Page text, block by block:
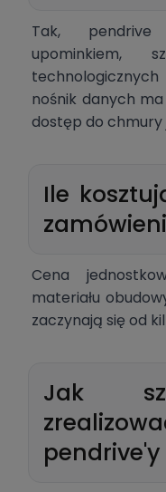
Tak, pendrive
upominkiem,
nośnik danych
dostęp do chmury
Ile
Cena
materiału
zaczynają się od
Jak
pendrive'y